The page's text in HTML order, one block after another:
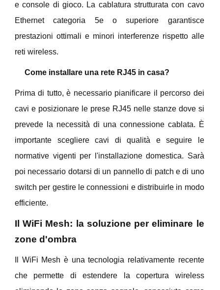
e console di gioco. La cablatura strutturata con cavo
Ethernet categoria 5e o superiore garantisce
prestazioni ottimali e minori interferenze rispetto alle
reti wireless.
Come installare una rete RJ45 in casa?
Prima di tutto, è necessario pianificare il percorso dei
cavi e posizionare le prese RJ45 nelle stanze dove si
prevede la necessità di una connessione cablata. È
importante scegliere cavi di qualità e seguire le
normative vigenti per l'installazione domestica. Sarà
poi necessario dotarsi di un pannello di patch e di uno
switch per gestire le connessioni e distribuirle in modo
efficiente.
Il WiFi Mesh: la soluzione per eliminare le
zone d'ombra
Il WiFi Mesh è una tecnologia relativamente recente
che permette di estendere la copertura wireless